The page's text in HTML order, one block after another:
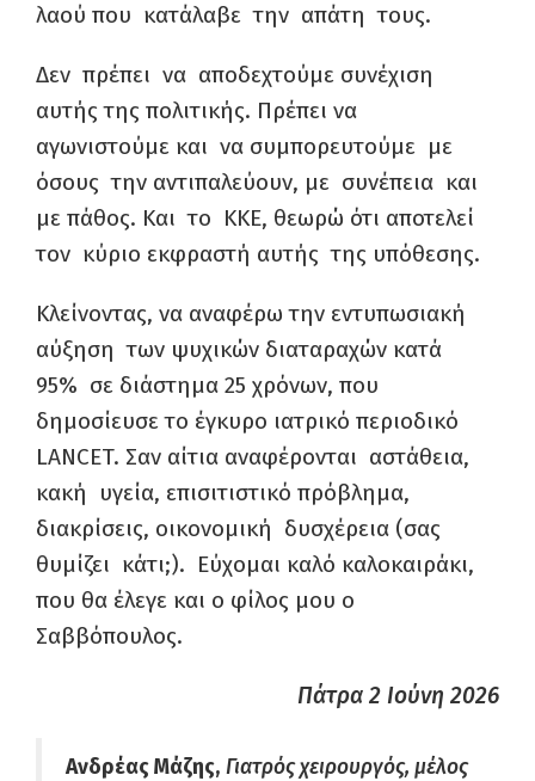
λαού που κατάλαβε την απάτη τους.
Δεν πρέπει να αποδεχτούμε συνέχιση
αυτής της πολιτικής. Πρέπει να
αγωνιστούμε και να συμπορευτούμε με
όσους την αντιπαλεύουν, με συνέπεια και
με πάθος. Και το ΚΚΕ, θεωρώ ότι αποτελεί
τον κύριο εκφραστή αυτής της υπόθεσης.
Κλείνοντας, να αναφέρω την εντυπωσιακή
αύξηση των ψυχικών διαταραχών κατά
95% σε διάστημα 25 χρόνων, που
δημοσίευσε το έγκυρο ιατρικό περιοδικό
LANCET. Σαν αίτια αναφέρονται αστάθεια,
κακή υγεία, επισιτιστικό πρόβλημα,
διακρίσεις, οικονομική δυσχέρεια (σας
θυμίζει κάτι;). Εύχομαι καλό καλοκαιράκι,
που θα έλεγε και ο φίλος μου ο
Σαββόπουλος.
Πάτρα 2 Ιούνη 2026
Ανδρέας Μάζης, Γιατρός χειρουργός, μέλος